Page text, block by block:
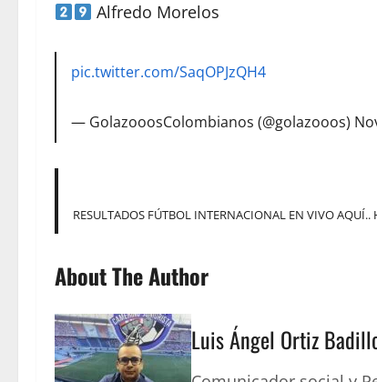
Alfredo Morelos
pic.twitter.com/SaqOPJzQH4
— GolazooosColombianos (@golazooos)
RESULTADOS FÚTBOL INTERNACIONAL EN VIVO AQUÍ..
About The Author
Luis Ángel Ortiz